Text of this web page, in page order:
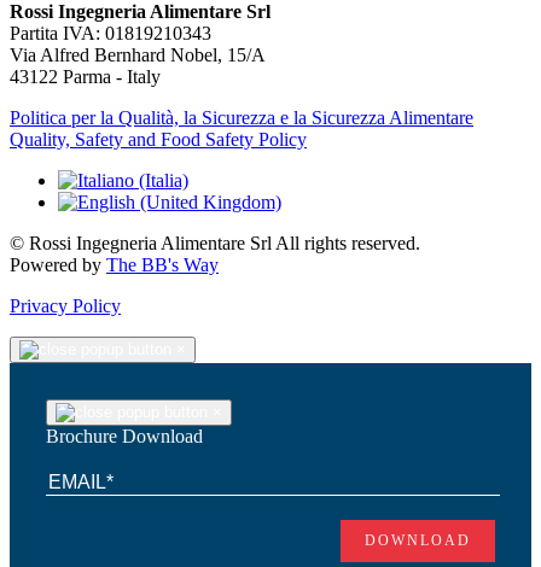
Rossi Ingegneria Alimentare Srl
Partita IVA: 01819210343
Via Alfred Bernhard Nobel, 15/A
43122 Parma - Italy
Politica per la Qualità, la Sicurezza e la Sicurezza Alimentare
Quality, Safety and Food Safety Policy
© Rossi Ingegneria Alimentare Srl All rights reserved.
Powered by The BB's Way
Privacy Policy
Brochure Download
DOWNLOAD